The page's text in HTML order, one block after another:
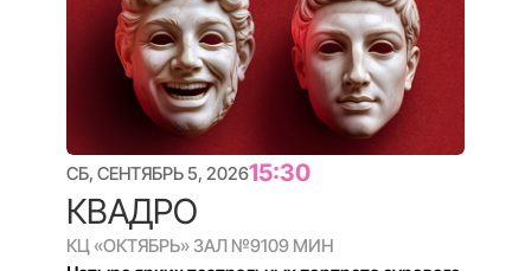
ВС, СЕНТЯБРЬ 6, 202613:30
МОЙ ИЮЛЬСКИЙ
ДОЖДЬ / ОТЕЦ И СЫН /
НЕСНЯТОЕ
КЦ «ОКТЯБРЬ» ЗАЛ №8
Ренессанс старой школы: молодые режиссёры